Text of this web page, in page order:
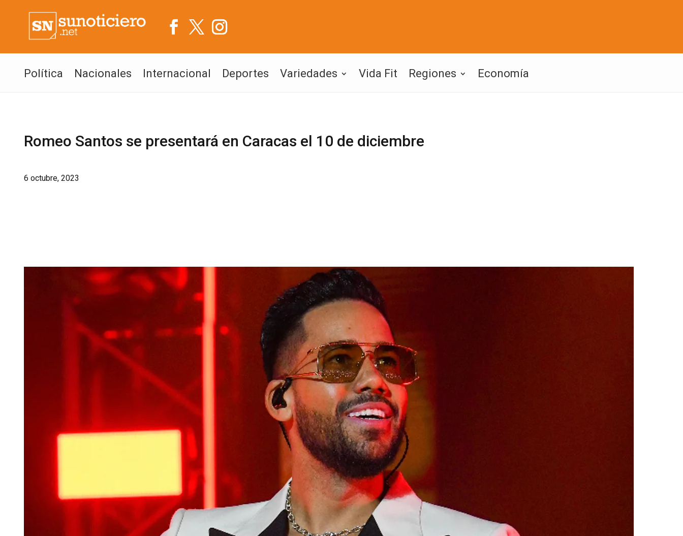
Política Nacionales Internacional Deportes Variedades Vida Fit Regiones Economía
Romeo Santos se presentará en Caracas el 10 de diciembre
6 octubre, 2023